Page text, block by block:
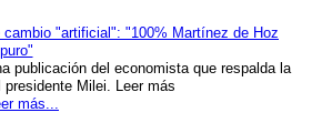
"artificial": "100% Martínez de Hoz
puro"
publicación del economista que respalda la
Milei. Leer más
más...